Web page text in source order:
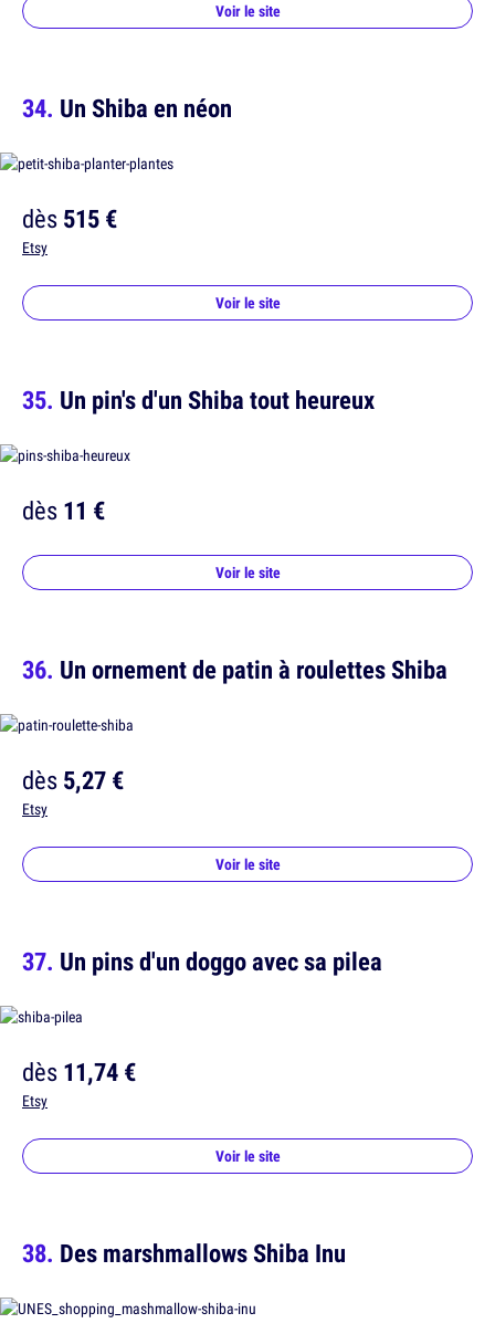
Voir le site
Un Shiba en néon
dès515 €
Etsy
Voir le site
Un pin's d'un Shiba tout heureux
dès11 €
Voir le site
Un ornement de patin à roulettes Shiba
dès5,27 €
Etsy
Voir le site
Un pins d'un doggo avec sa pilea
dès11,74 €
Etsy
Voir le site
Des marshmallows Shiba Inu